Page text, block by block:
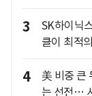
3
SK하이닉
클이 최적
4
美 비중 큰
는 선전…